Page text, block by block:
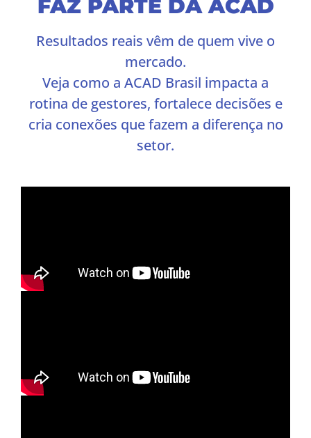
FAZ PARTE DA ACAD
Resultados reais vêm de quem vive o
mercado.
Veja como a ACAD Brasil impacta a
rotina de gestores, fortalece decisões e
cria conexões que fazem a diferença no
setor.